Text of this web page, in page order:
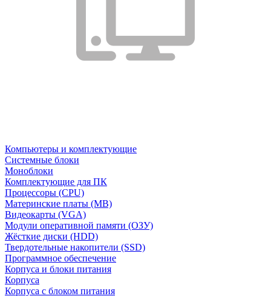
Компьютеры и комплектующие
Системные блоки
Моноблоки
Комплектующие для ПК
Процессоры (CPU)
Материнские платы (MB)
Видеокарты (VGA)
Модули оперативной памяти (ОЗУ)
Жёсткие диски (HDD)
Твердотельные накопители (SSD)
Программное обеспечение
Корпуса и блоки питания
Корпуса
Корпуса с блоком питания